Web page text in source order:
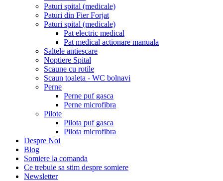
Paturi spital (medicale)
Paturi din Fier Forjat
Paturi spital (medicale)
Pat electric medical
Pat medical actionare manuala
Saltele antiescare
Noptiere Spital
Scaune cu rotile
Scaun toaleta - WC bolnavi
Perne
Perne puf gasca
Perne microfibra
Pilote
Pilota puf gasca
Pilota microfibra
Despre Noi
Blog
Somiere la comanda
Ce trebuie sa stim despre somiere
Newsletter